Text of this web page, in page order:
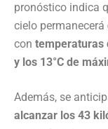
pronóstico indica
cielo permanecerá
con temperaturas
y los 13°C de
Además, se
alcanzar los 43